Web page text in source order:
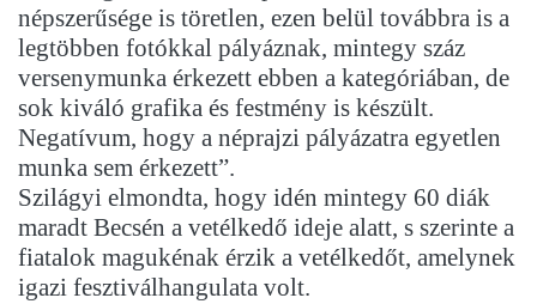
népszerűsége is töretlen, ezen belül továbbra is a
legtöbben fotókkal pályáznak, mintegy száz
versenymunka érkezett ebben a kategóriában, de
sok kiváló grafika és festmény is készült.
Negatívum, hogy a néprajzi pályázatra egyetlen
munka sem érkezett”.
Szilágyi elmondta, hogy idén mintegy 60 diák
maradt Becsén a vetélkedő ideje alatt, s szerinte a
fiatalok magukénak érzik a vetélkedőt, amelynek
igazi fesztiválhangulata volt.